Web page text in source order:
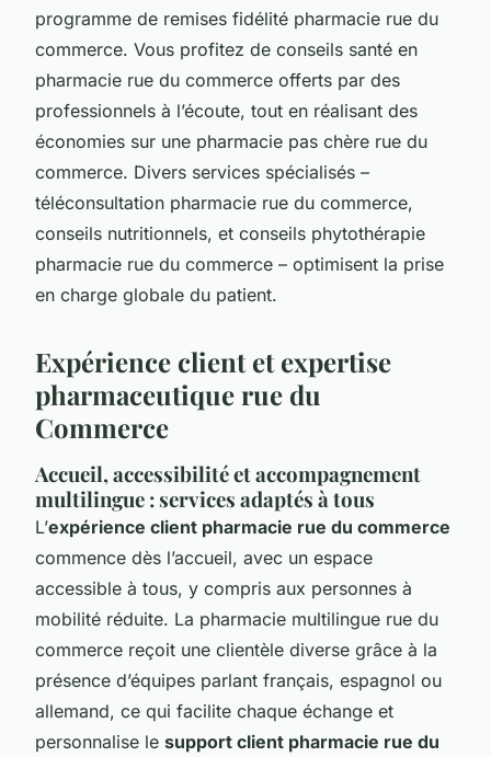
programme de remises fidélité pharmacie rue du
commerce. Vous profitez de conseils santé en
pharmacie rue du commerce offerts par des
professionnels à l’écoute, tout en réalisant des
économies sur une pharmacie pas chère rue du
commerce. Divers services spécialisés –
téléconsultation pharmacie rue du commerce,
conseils nutritionnels, et conseils phytothérapie
pharmacie rue du commerce – optimisent la prise
en charge globale du patient.
Expérience client et expertise
pharmaceutique rue du
Commerce
Accueil, accessibilité et accompagnement
multilingue : services adaptés à tous
L’expérience client pharmacie rue du commerce
commence dès l’accueil, avec un espace
accessible à tous, y compris aux personnes à
mobilité réduite. La pharmacie multilingue rue du
commerce reçoit une clientèle diverse grâce à la
présence d’équipes parlant français, espagnol ou
allemand, ce qui facilite chaque échange et
personnalise le support client pharmacie rue du